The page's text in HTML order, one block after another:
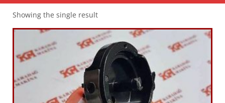
Showing the single result